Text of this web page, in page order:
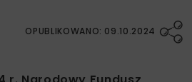
OPUBLIKOWANO: 09.10.2024